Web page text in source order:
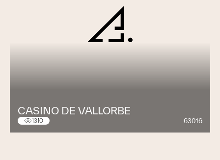
CASINO DE VALLORBE
1310 63016